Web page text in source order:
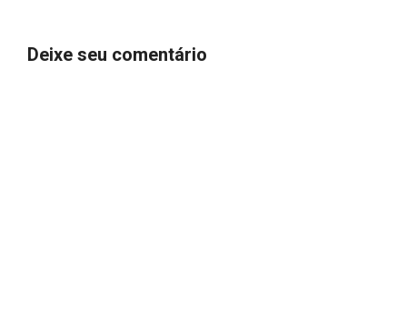
Deixe seu comentário